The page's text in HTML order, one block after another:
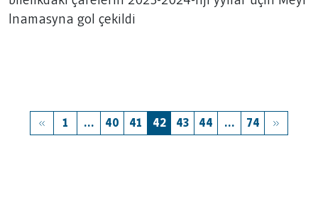
gol çekildi
lnamasyna gol çekildi
1 ... 40 41 42 43 44 ... 74